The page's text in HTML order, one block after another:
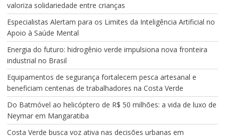
valoriza solidariedade entre crianças
Especialistas Alertam para os Limites da Inteligência Artificial no
Apoio à Saúde Mental
Energia do futuro: hidrogênio verde impulsiona nova fronteira
industrial no Brasil
Equipamentos de segurança fortalecem pesca artesanal e
beneficiam centenas de trabalhadores na Costa Verde
Do Batmóvel ao helicóptero de R$ 50 milhões: a vida de luxo de
Neymar em Mangaratiba
Costa Verde busca voz ativa nas decisões urbanas em